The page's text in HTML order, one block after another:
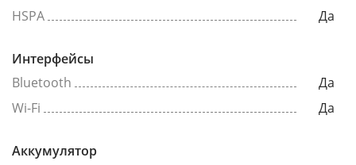
HSPA
Да
Интерфейсы
Bluetooth
Да
Wi-Fi
Да
Аккумулятор